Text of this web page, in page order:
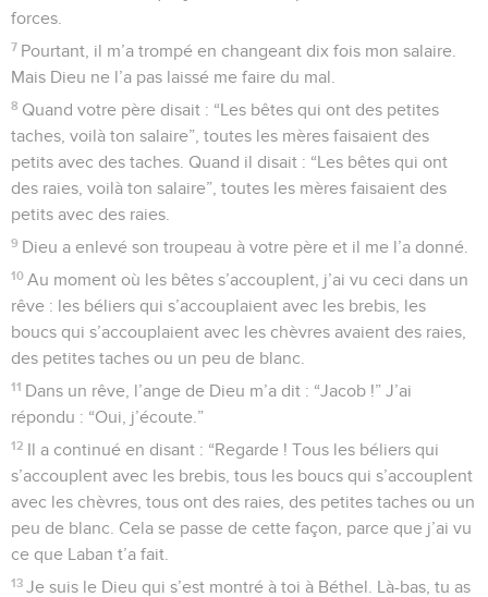
forces.
7 Pourtant, il m’a trompé en changeant dix fois mon salaire.
Mais Dieu ne l’a pas laissé me faire du mal.
8 Quand votre père disait : “Les bêtes qui ont des petites
taches, voilà ton salaire”, toutes les mères faisaient des
petits avec des taches. Quand il disait : “Les bêtes qui ont
des raies, voilà ton salaire”, toutes les mères faisaient des
petits avec des raies.
9 Dieu a enlevé son troupeau à votre père et il me l’a donné.
10 Au moment où les bêtes s’accouplent, j’ai vu ceci dans un
rêve : les béliers qui s’accouplaient avec les brebis, les
boucs qui s’accouplaient avec les chèvres avaient des raies,
des petites taches ou un peu de blanc.
11 Dans un rêve, l’ange de Dieu m’a dit : “Jacob !” J’ai
répondu : “Oui, j’écoute.”
12 Il a continué en disant : “Regarde ! Tous les béliers qui
s’accouplent avec les brebis, tous les boucs qui s’accouplent
avec les chèvres, tous ont des raies, des petites taches ou un
peu de blanc. Cela se passe de cette façon, parce que j’ai vu
ce que Laban t’a fait.
13 Je suis le Dieu qui s’est montré à toi à Béthel. Là-bas, tu as